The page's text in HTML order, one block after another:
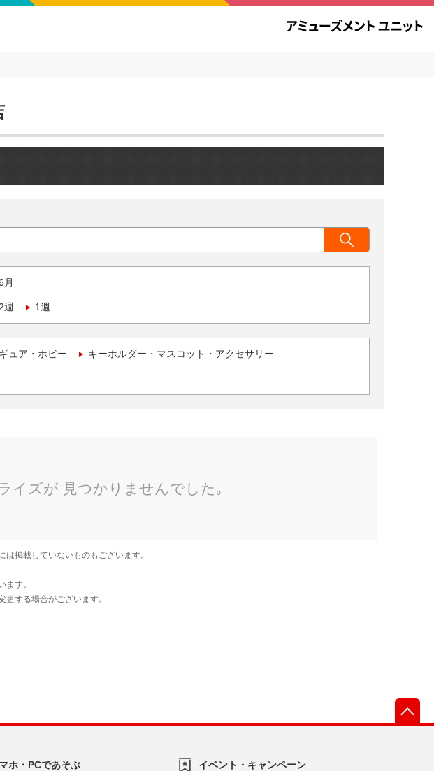
月
2週 1週
ュア・ホビー キーホルダー・マスコット・アクセサリー
ホ・PCであそぶ イベント・キャンペーン